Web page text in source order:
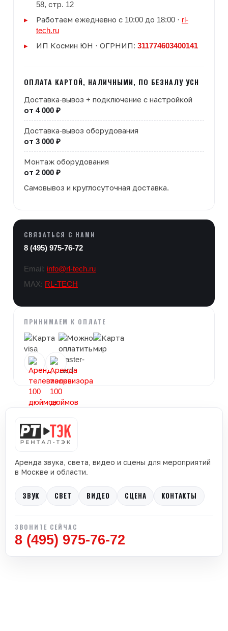
58, стр. 12
Работаем ежедневно с 10:00 до 18:00 · rl-
tech.ru
ИП Космин ЮН · ОГРНИП: 311774603400141
ОПЛАТА КАРТОЙ, НАЛИЧНЫМИ, ПО БЕЗНАЛУ УСН
Доставка-вывоз + подключение с настройкой
от 4 000 ₽
Доставка-вывоз оборудования
от 3 000 ₽
Монтаж оборудования
от 2 000 ₽
Самовывоз и круглосуточная доставка.
СВЯЗАТЬСЯ С НАМИ
8 (495) 975-76-72
Email: info@rl-tech.ru
MAX: RL-TECH
ПРИНИМАЕМ К ОПЛАТЕ
Аренда звука, света, видео и сцены для мероприятий
в Москве и области.
ЗВУК СВЕТ ВИДЕО СЦЕНА КОНТАКТЫ
ЗВОНИТЕ СЕЙЧАС
8 (495) 975-76-72